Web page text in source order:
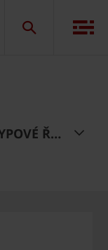
DALŠÍ STŘEŠNÍ TAŠKY Z TÉTO TYPOVÉ ŘADY